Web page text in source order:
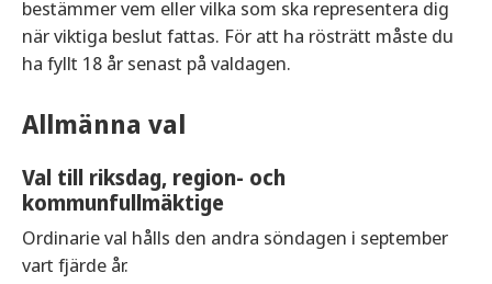
bestämmer vem eller vilka som ska representera dig
när viktiga beslut fattas. För att ha rösträtt måste du
ha fyllt 18 år senast på valdagen.
Allmänna val
Val till riksdag, region- och
kommunfullmäktige
Ordinarie val hålls den andra söndagen i september
vart fjärde år.